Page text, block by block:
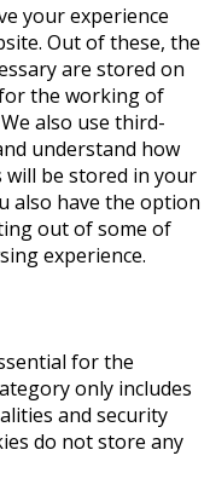
your experience
Out of these, the
are stored on
the working of
also use third-
understand how
will be stored in your
also have the option
out of some of
experience.
for the
only includes
and security
do not store any